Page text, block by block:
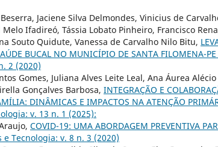
Jaciene Silva Delmondes, Vinicius de
Ifadireó, Tássia Lobato Pinheiro, Francisco
Souto Quidute, Vanessa de Carvalho Nilo Bitu,
BUCAL NO MUNICÍPIO DE SANTA FILOMENA-PE
2 (2020)
Gomes, Juliana Alves Leite Leal, Ana Áurea
Gonçalves Barbosa, INTEGRAÇÃO E
DINÂMICAS E IMPACTOS NA ATENÇÃO
v. 13 n. 1 (2025):
COVID-19: UMA ABORDAGEM PREVENTIVA
e Tecnologia: v. 8 n. 3 (2020)